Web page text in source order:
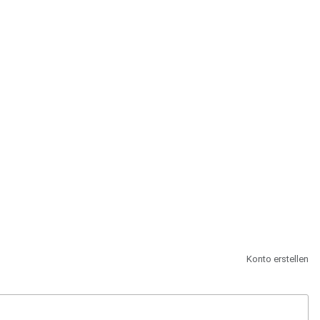
Konto erstellen